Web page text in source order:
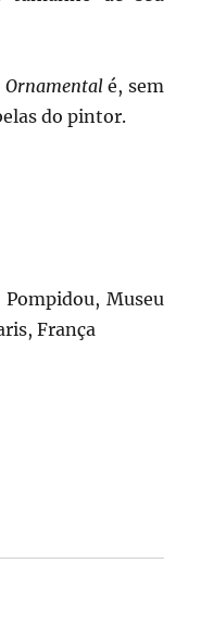
Ornamentalé, sem
do pintor.
Pompidou, Museu
França